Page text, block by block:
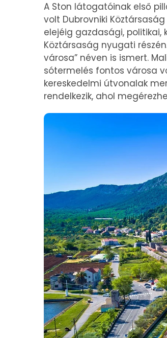
A Ston látogatóinak első
volt Dubrovniki
elejéig gazdasági, politikai,
Köztársaság nyugati
városa” néven is ismert.
sótermelés fontos városa
kereskedelmi útvonalak
rendelkezik, ahol